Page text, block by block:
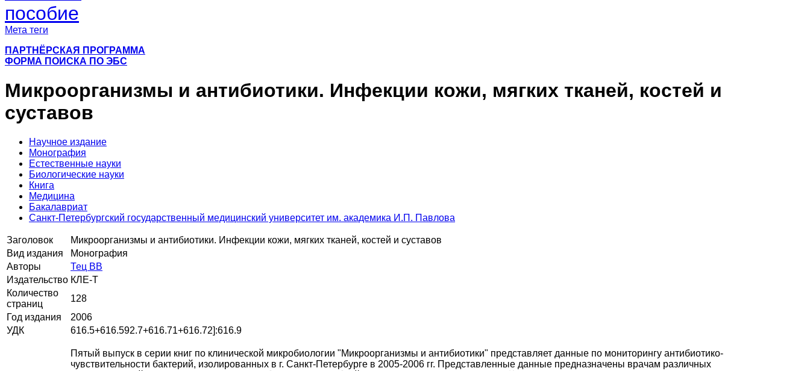
пособие
Мета теги
ПАРТНЁРСКАЯ ПРОГРАММА
ФОРМА ПОИСКА ПО ЭБС
Микроорганизмы и антибиотики. Инфекции кожи, мягких тканей, костей и
суставов
Научное издание
Монография
Естественные науки
Биологические науки
Книга
Медицина
Бакалавриат
Санкт-Петербургский государственный медицинский университет им. академика И.П. Павлова
Заголовок
Микроорганизмы и антибиотики. Инфекции кожи, мягких тканей, костей и суставов
Вид издания
Монография
Авторы
Тец ВВ
Издательство КЛЕ-Т
Количество
страниц
128
Год издания
2006
УДК
616.5+616.592.7+616.71+616.72]:616.9
Пятый выпуск в серии книг по клинической микробиологии "Микроорганизмы и антибиотики" представляет данные по мониторингу антибиотико-
чувствительности бактерий, изолированных в г. Санкт-Петербурге в 2005-2006 гг. Представленные данные предназначены врачам различных